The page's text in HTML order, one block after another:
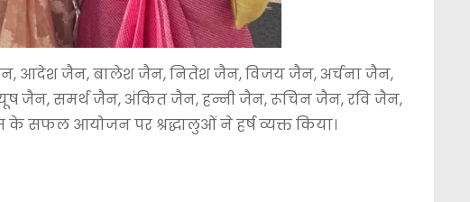
आदेश जैन, बालेश जैन, नितेश जैन, विजय जैन, अर्चना जैन,
जैन, समर्थ जैन, अंकित जैन, हन्नी जैन, रूचिन जैन, रवि जैन,
सफल आयोजन पर श्रद्धालुओं ने हर्ष व्यक्त किया।